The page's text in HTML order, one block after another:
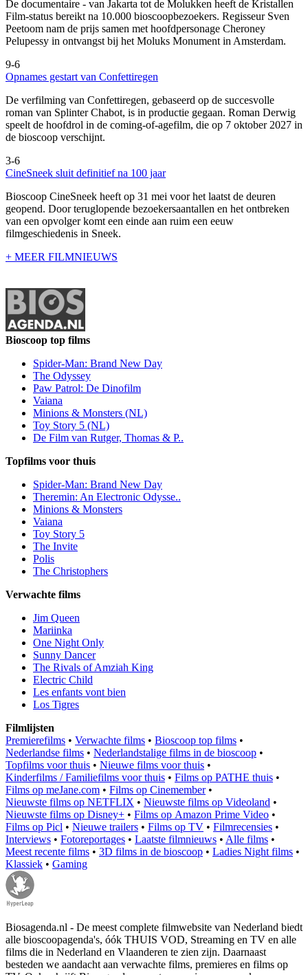
De documentaire - van Jakarta tot de Molukken heeft de Kristallen
Film-status bereikt na 10.000 bioscoopbezoekers. Regisseur Sven
Peetoom nam de prijs samen met hoofdpersonage Cheroney
Pelupessy in ontvangst bij het Moluks Monument in Amsterdam.
9-6
Opnames gestart van Confettiregen
De verfilming van Confettiregen, gebaseerd op de succesvolle
roman van Splinter Chabot, is in productie gegaan. Roman Derwig
speelt de hoofdrol in de coming-of-agefilm, die op 7 oktober 2027 in
de bioscoop verschijnt.
3-6
CineSneek sluit definitief na 100 jaar
Bioscoop CineSneek heeft op 31 mei voor het laatst de deuren
geopend. Door teruglopende bezoekersaantallen en het ontbreken
van een opvolger komt een einde aan ruim een eeuw
filmgeschiedenis in Sneek.
+ MEER FILMNIEUWS
Bioscoop top films
Spider-Man: Brand New Day
The Odyssey
Paw Patrol: De Dinofilm
Vaiana
Minions & Monsters (NL)
Toy Story 5 (NL)
De Film van Rutger, Thomas & P..
Topfilms voor thuis
Spider-Man: Brand New Day
Theremin: An Electronic Odysse..
Minions & Monsters
Vaiana
Toy Story 5
The Invite
Polis
The Christophers
Verwachte films
Jim Queen
Mariinka
One Night Only
Sunny Dancer
The Rivals of Amziah King
Electric Child
Les enfants vont bien
Los Tigres
Filmlijsten
Premierefilms • Verwachte films • Bioscoop top films •
Nederlandse films • Nederlandstalige films in de bioscoop •
Topfilms voor thuis • Nieuwe films voor thuis •
Kinderfilms / Familiefilms voor thuis • Films op PATHE thuis •
Films op meJane.com • Films op Cinemember•
Nieuwste films op NETFLIX • Nieuwste films op Videoland •
Nieuwste films op Disney+ • Films op Amazon Prime Video •
Films op Picl • Nieuwe trailers • Films op TV • Filmrecensies •
Interviews • Fotoreportages • Laatste filmnieuws • Alle films •
Meest recente films • 3D films in de bioscoop • Ladies Night films •
Klassiek • Gaming
Biosagenda.nl - De meest complete filmwebsite van Nederland biedt
alle bioscoopagenda's, óók THUIS VOD, Streaming en TV en alle
films die in Nederland en Vlaanderen te zien zijn. Daarnaast
besteden we aandacht aan verwachte films, premieres en films op